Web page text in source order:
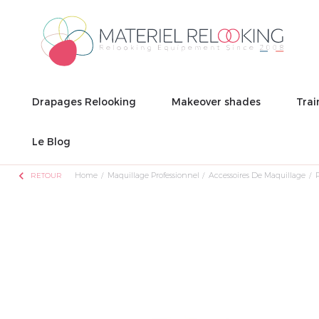
Drapages Relooking Makeover shades
Le Blog
chevron_left RETOUR Home Maquillage Professionnel Accessoires De Maquillage